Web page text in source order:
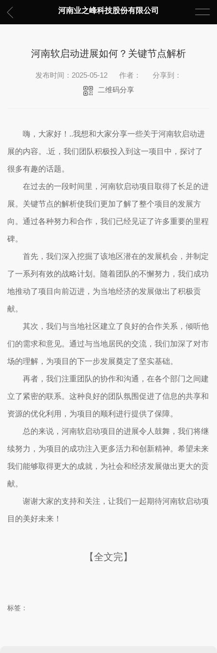
河南业之峰科技股份有限公司
河南软启动进展如何？关键节点解析
发布时间：2025-05-12 作者：
分享到：
二维码分享
嗨，大家好！..我想和大家分享一些关于河南软启动进
展的内容。.近，我们团队积极投入到这一项目中，探讨了
很多有趣的话题。
在过去的一段时间里，河南软启动项目取得了长足的进
展。关键节点的解析使我们更加了解了整个项目的发展方
向。通过各种努力和合作，我们已经见证了许多重要的里程
碑。
首先，我们深入挖掘了该地区潜在的发展机会，并制定
了一系列有效的战略计划。随着团队的不懈努力，我们成功
地推动了项目向前迈进，为当地经济的发展做出了积极贡
献。
其次，我们与当地社区建立了良好的合作关系，倾听他
们的需求和意见。通过与当地居民的交流，我们加深了对市
场的理解，为项目的下一步发展奠定了坚实基础。
再者，我们注重团队的协作和沟通，在各个部门之间建
立了紧密的联系。这种良好的团队氛围促进了信息的共享和
资源的优化利用，为项目的顺利进行提供了保障。
总的来说，河南软启动项目的进展令人鼓舞，我们将继
续努力，为项目的成功注入更多活力和创新精神。希望未来
我们能够取得更大的成就，为社会和经济发展做出更大的贡
献。
谢谢大家的支持和关注，让我们一起期待河南软启动项
目的美好未来！
【全文完】
标签：